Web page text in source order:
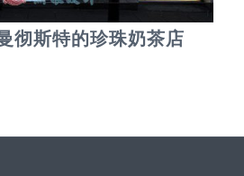
彻斯特的珍珠奶茶店